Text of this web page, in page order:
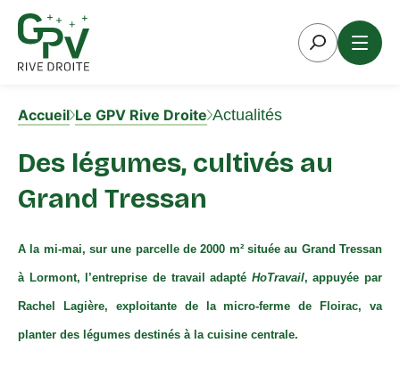
Aller
Accueil Le GPV Rive Droite Actualités
Des légumes, cultivés au
Grand Tressan
A la mi-mai, surune parcelle de 2000 m²située au Grand Tressan
àLormont, l’entreprise de travail adapté HoTravail, appuyée par
Rachel Lagière, exploitante de la micro-ferme de Floirac, va
planter des légumes destinés à la cuisine centrale.